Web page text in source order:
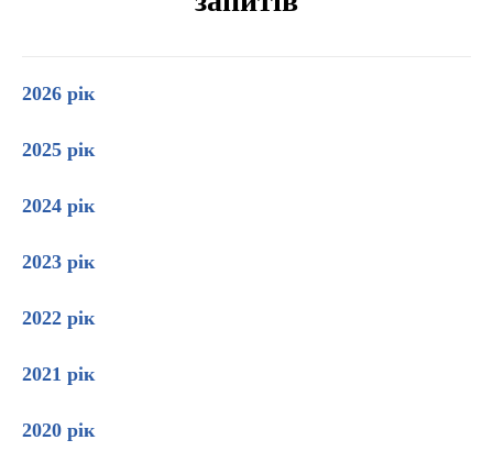
2026 рік
2025 рік
2024 рік
2023 рік
2022 рік
2021 рік
2020 рік